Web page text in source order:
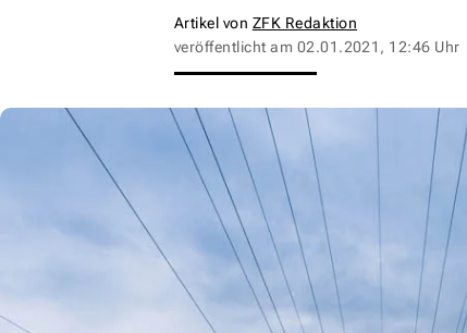
Artikel von ZFK Redaktion
veröffentlicht am 02.01.2021, 12:46 Uhr